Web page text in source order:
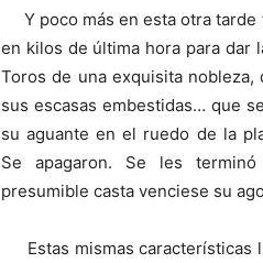
Y poco más en esta otra tarde
en kilos de última hora para dar
Toros de una exquisita nobleza,
sus escasas embestidas… que
su aguante en el ruedo de la
Se apagaron. Se les
presumible casta venciese su
Estas mismas características